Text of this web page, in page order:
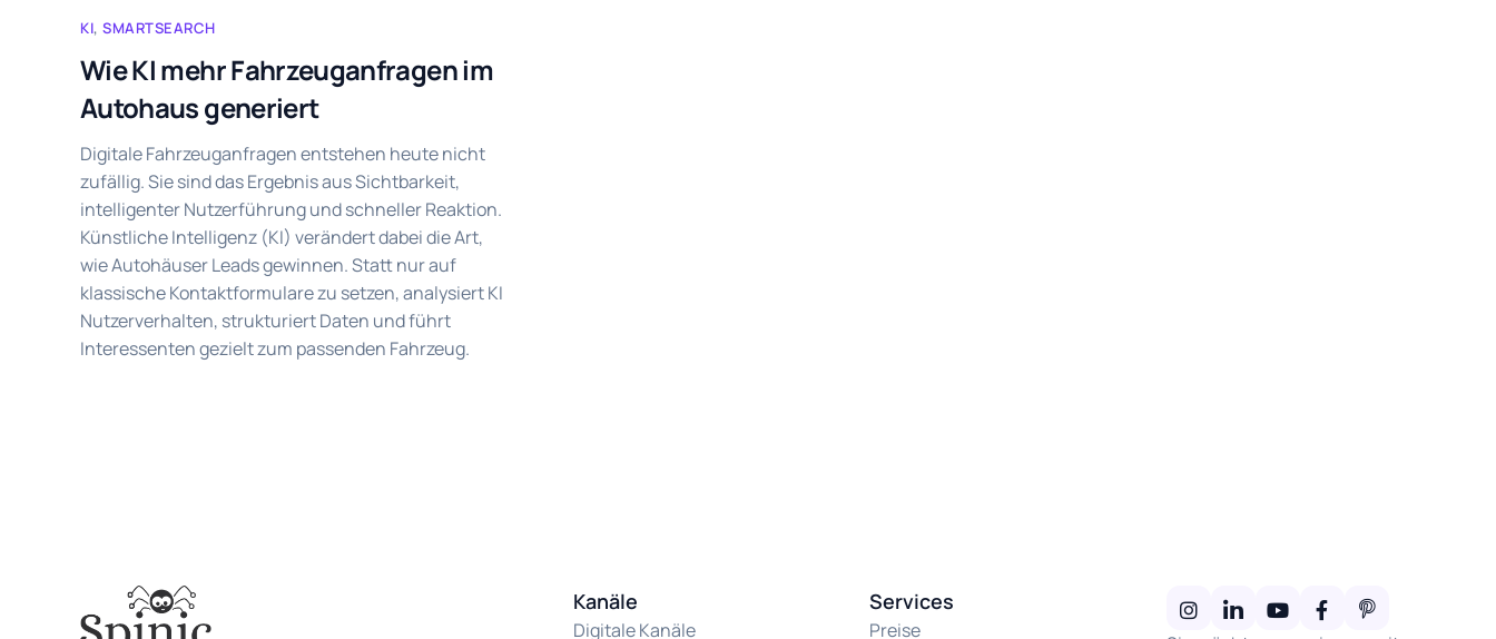
KI,SMARTSEARCH
Wie KI mehr Fahrzeuganfragen im
Autohaus generiert
Digitale Fahrzeuganfragen entstehen heute nicht
zufällig. Sie sind das Ergebnis aus Sichtbarkeit,
intelligenter Nutzerführung und schneller Reaktion.
Künstliche Intelligenz (KI) verändert dabei die Art,
wie Autohäuser Leads gewinnen. Statt nur auf
klassische Kontaktformulare zu setzen, analysiert KI
Nutzerverhalten, strukturiert Daten und führt
Interessenten gezielt zum passenden Fahrzeug.
Kanäle
Digitale Kanäle
Services
Preise